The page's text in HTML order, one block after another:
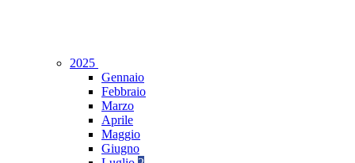
2025
Gennaio
Febbraio
Marzo
Aprile
Maggio
Giugno